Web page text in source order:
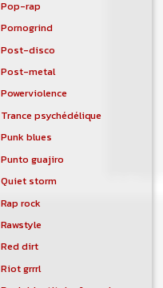
Pop-rap
Pornogrind
Post-disco
Post-metal
Powerviolence
Trance psychédélique
Punk blues
Punto guajiro
Quiet storm
Rap rock
Rawstyle
Red dirt
Riot grrrl